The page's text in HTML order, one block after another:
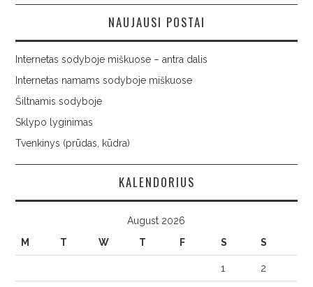
NAUJAUSI POSTAI
Internetas sodyboje miškuose – antra dalis
Internetas namams sodyboje miškuose
Šiltnamis sodyboje
Sklypo lyginimas
Tvenkinys (prūdas, kūdra)
KALENDORIUS
August 2026
M
T W T F S S
1 2